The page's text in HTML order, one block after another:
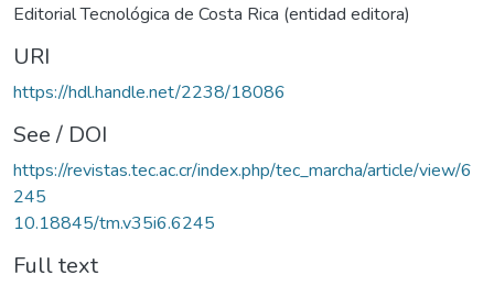
Editorial Tecnológica de Costa Rica (entidad editora)
URI
https://hdl.handle.net/2238/18086
See / DOI
https://revistas.tec.ac.cr/index.php/tec_marcha/article/view/6
245
10.18845/tm.v35i6.6245
Full text